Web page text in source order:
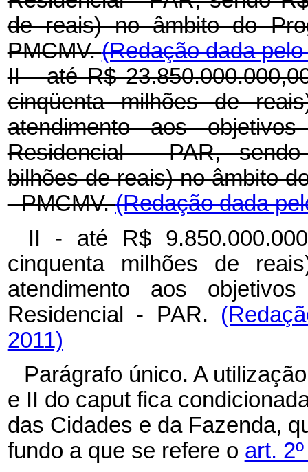
de reais) no âmbito do
PMCMV.(Redação dada
II - até R$
cinqüenta milhões de
atendimento aos
Residencial - PAR, sendo
bilhões de reais) no âmbito
- PMCMV.(Redação dada
II - até R$
cinquenta milhões de
atendimento aos
Residencial - PAR.
2011)
Parágrafo único. A
e II do caput fica
das Cidades e da Fazenda,
fundo a que se refere o art.